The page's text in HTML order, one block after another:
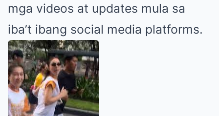
mga videos at updates mula sa
iba’t ibang social media platforms.